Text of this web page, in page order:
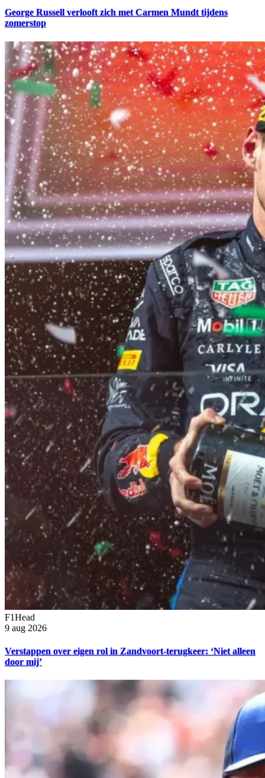
George Russell verlooft zich met Carmen Mundt tijdens
zomerstop
F1Head
9 aug 2026
Verstappen over eigen rol in Zandvoort-terugkeer: ‘Niet alleen
door mij’